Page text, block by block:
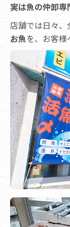
実は魚の仲卸専
店舗では日々
お魚を、お客様